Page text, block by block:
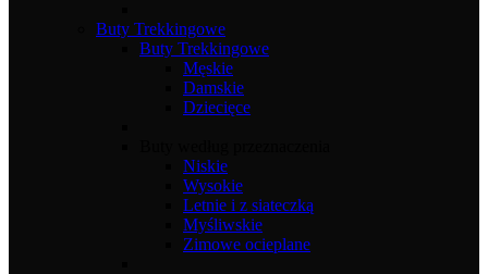
Buty Trekkingowe
Buty Trekkingowe
Męskie
Damskie
Dziecięce
Niskie
Wysokie
Letnie i z siateczką
Myśliwskie
Zimowe ocieplane